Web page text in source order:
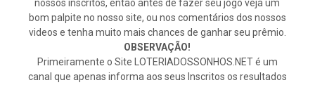
nossos inscritos, então antes de fazer seu jogo veja um
bom palpite no nosso site, ou nos comentários dos nossos
videos e tenha muito mais chances de ganhar seu prêmio.
OBSERVAÇÃO!
Primeiramente o Site LOTERIADOSSONHOS.NET é um
canal que apenas informa aos seus Inscritos os resultados